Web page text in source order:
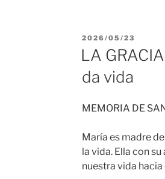
PUBLICADO
EL
2026/05/23
LA
da vida
MEMORIA DE
María es madre
la vida. Ella con
nuestra vida hacia